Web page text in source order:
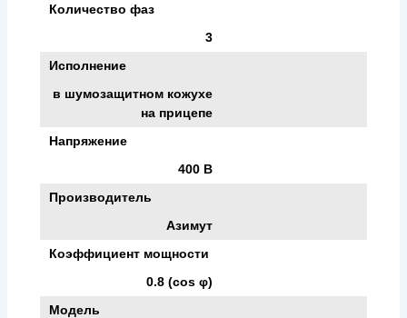
Количество фаз
3
Исполнение
в шумозащитном кожухе
на прицепе
Напряжение
400 В
Производитель
Азимут
Коэффициент мощности
0.8 (cos φ)
Модель